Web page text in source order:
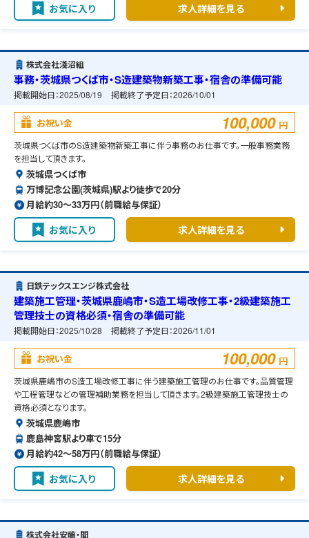
お気に入り 求人詳細を見る
株式会社淺沼組
事務・茨城県つくば市・S造建築物新築工事・宿舎の準備可能
掲載開始日：2025/08/19 掲載終了予定日：2026/10/01
お祝い金 100,000 円
茨城県つくば市のS造建築物新築工事に伴う事務のお仕事です。一般事務業務
を担当して頂きます。
茨城県つくば市
万博記念公園(茨城県)駅より徒歩で20分
月給約30〜33万円（前職給与保証）
お気に入り 求人詳細を見る
日鉄テックスエンジ株式会社
建築施工管理・茨城県鹿嶋市・S造工場改修工事・2級建築施工
管理技士の資格必須・宿舎の準備可能
掲載開始日：2025/10/28 掲載終了予定日：2026/11/01
お祝い金 100,000 円
茨城県鹿嶋市のS造工場改修工事に伴う建築施工管理のお仕事です。品質管理
や工程管理などの管理補助業務を担当して頂きます。2級建築施工管理技士の
資格必須となります。
茨城県鹿嶋市
鹿島神宮駅より車で15分
月給約42〜58万円（前職給与保証）
お気に入り 求人詳細を見る
株式会社安藤・間